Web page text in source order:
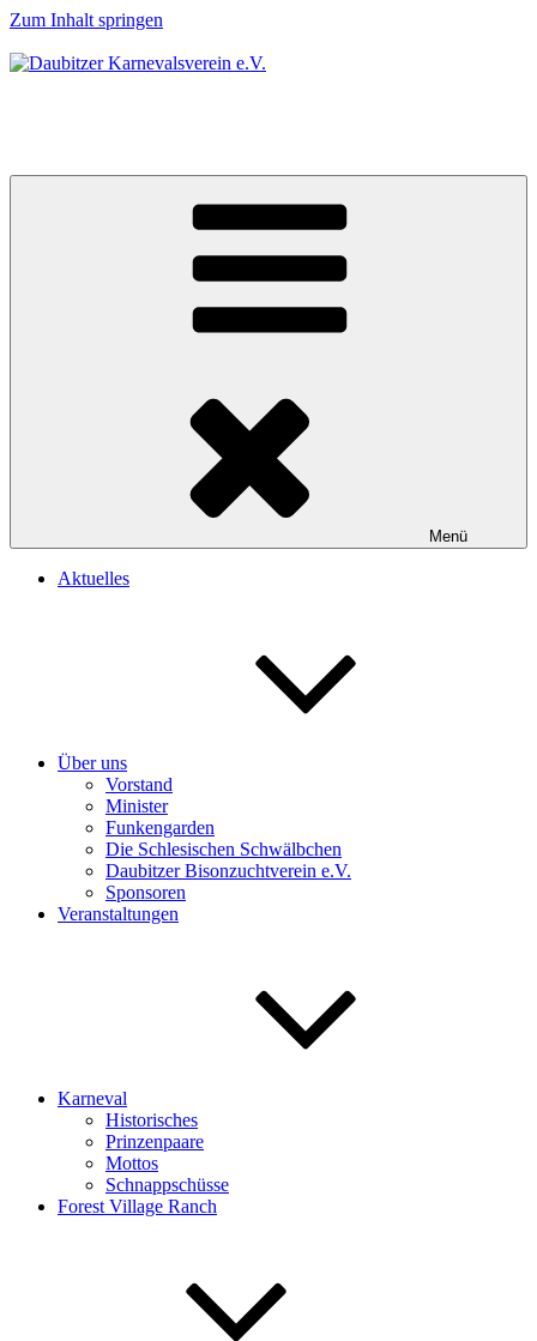
Zum Inhalt springen
Menü
Aktuelles
Über uns
Vorstand
Minister
Funkengarden
Die Schlesischen Schwälbchen
Daubitzer Bisonzuchtverein e.V.
Sponsoren
Veranstaltungen
Karneval
Historisches
Prinzenpaare
Mottos
Schnappschüsse
Forest Village Ranch